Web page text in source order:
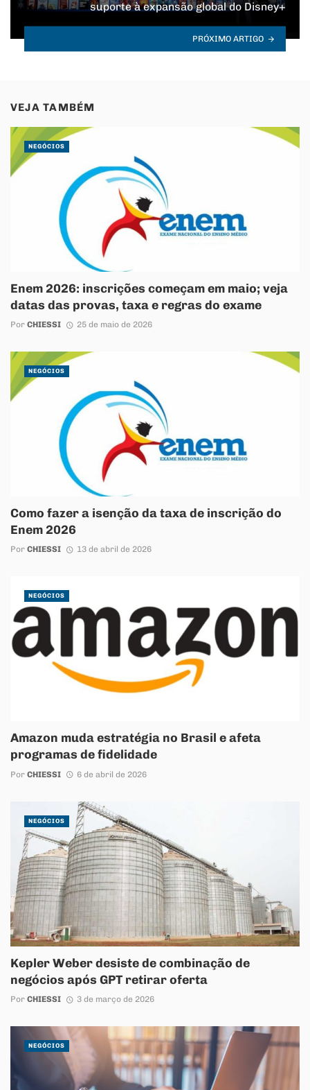
suporte à expansão global do Disney+
PRÓXIMO ARTIGO
VEJA TAMBÉM
Enem 2026: inscrições começam em maio; veja
datas das provas, taxa e regras do exame
Por CHIESSI 25 de maio de 2026
NEGÓCIOS
Como fazer a isenção da taxa de inscrição do
Enem 2026
Por CHIESSI 13 de abril de 2026
NEGÓCIOS
Amazon muda estratégia no Brasil e afeta
programas de fidelidade
Por CHIESSI 6 de abril de 2026
NEGÓCIOS
Kepler Weber desiste de combinação de
negócios após GPT retirar oferta
Por CHIESSI 3 de março de 2026
NEGÓCIOS
NEGÓCIOS